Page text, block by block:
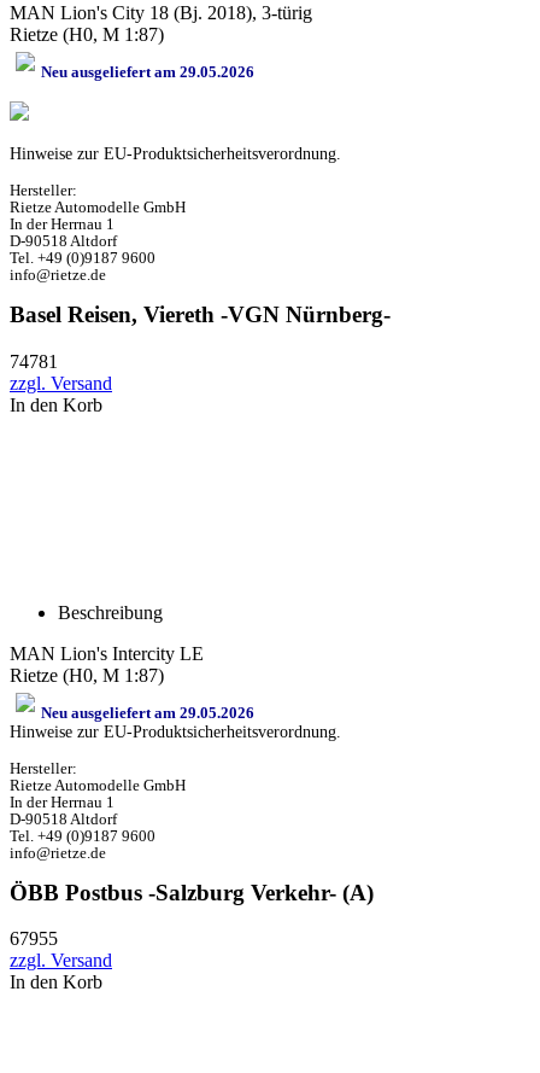
MAN Lion's City 18 (Bj. 2018), 3-türig
Rietze (H0, M 1:87)
Neu ausgeliefert am 29.05.2026
Hinweise zur EU-Produktsicherheitsverordnung.
Hersteller:
Rietze Automodelle GmbH
In der Herrnau 1
D-90518 Altdorf
Tel. +49 (0)9187 9600
info@rietze.de
Basel Reisen, Viereth -VGN Nürnberg-
74781
zzgl. Versand
In den Korb
Beschreibung
MAN Lion's Intercity LE
Rietze (H0, M 1:87)
Neu ausgeliefert am 29.05.2026
Hinweise zur EU-Produktsicherheitsverordnung.
Hersteller:
Rietze Automodelle GmbH
In der Herrnau 1
D-90518 Altdorf
Tel. +49 (0)9187 9600
info@rietze.de
ÖBB Postbus -Salzburg Verkehr- (A)
67955
zzgl. Versand
In den Korb